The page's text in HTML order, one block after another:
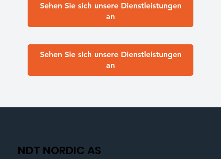
Sehen Sie sich unsere Dienstleistungen
an
Sehen Sie sich unsere Dienstleistungen
an
NDT NORDIC AS